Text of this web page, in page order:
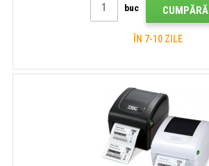
buc CUMPĂRĂ
ÎN 7-10 ZILE